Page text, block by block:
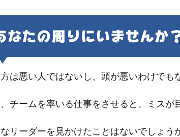
なたの周りにいませんか
は悪い人ではないし、頭が悪いわけでも
チームを率いる仕事をさせると、ミスが
リーダーを見かけたことはないでしょう